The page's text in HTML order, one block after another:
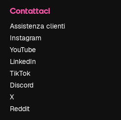
Contattaci
Assistenza clienti
Instagram
YouTube
LinkedIn
TikTok
Discord
X
Reddit